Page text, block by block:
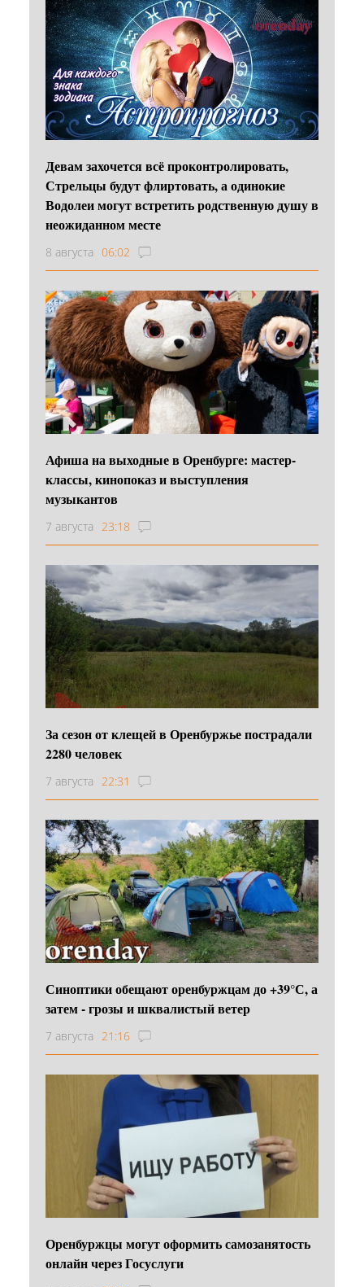
Девам захочется всё проконтролировать,
Стрельцы будут флиртовать, а одинокие
Водолеи могут встретить родственную душу в
неожиданном месте
8 августа 06:02
Афиша на выходные в Оренбурге: мастер-
классы, кинопоказ и выступления
музыкантов
7 августа 23:18
За сезон от клещей в Оренбуржье пострадали
2280 человек
7 августа 22:31
Синоптики обещают оренбуржцам до +39°С, а
затем - грозы и шквалистый ветер
7 августа 21:16
Оренбуржцы могут оформить самозанятость
онлайн через Госуслуги